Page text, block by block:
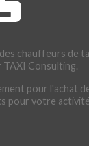
chauffeurs de
TAXI Consulting.
pour l'achat
pour votre